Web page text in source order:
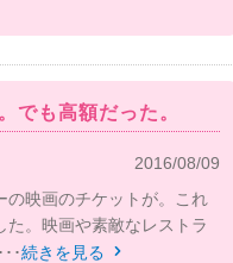
でも高額だった。
2016/08/09
の映画のチケットが。これ
。映画や素敵なレストラ
･･続きを見る 